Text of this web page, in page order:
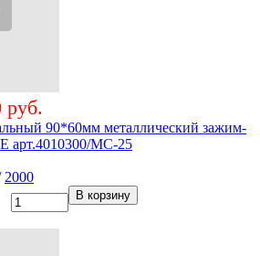
руб.
90*60мм металлический зажим-
арт.4010300/МС-25
2000
В корзину